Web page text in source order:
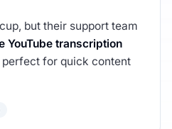
but their support team
YouTube transcription
perfect for quick content